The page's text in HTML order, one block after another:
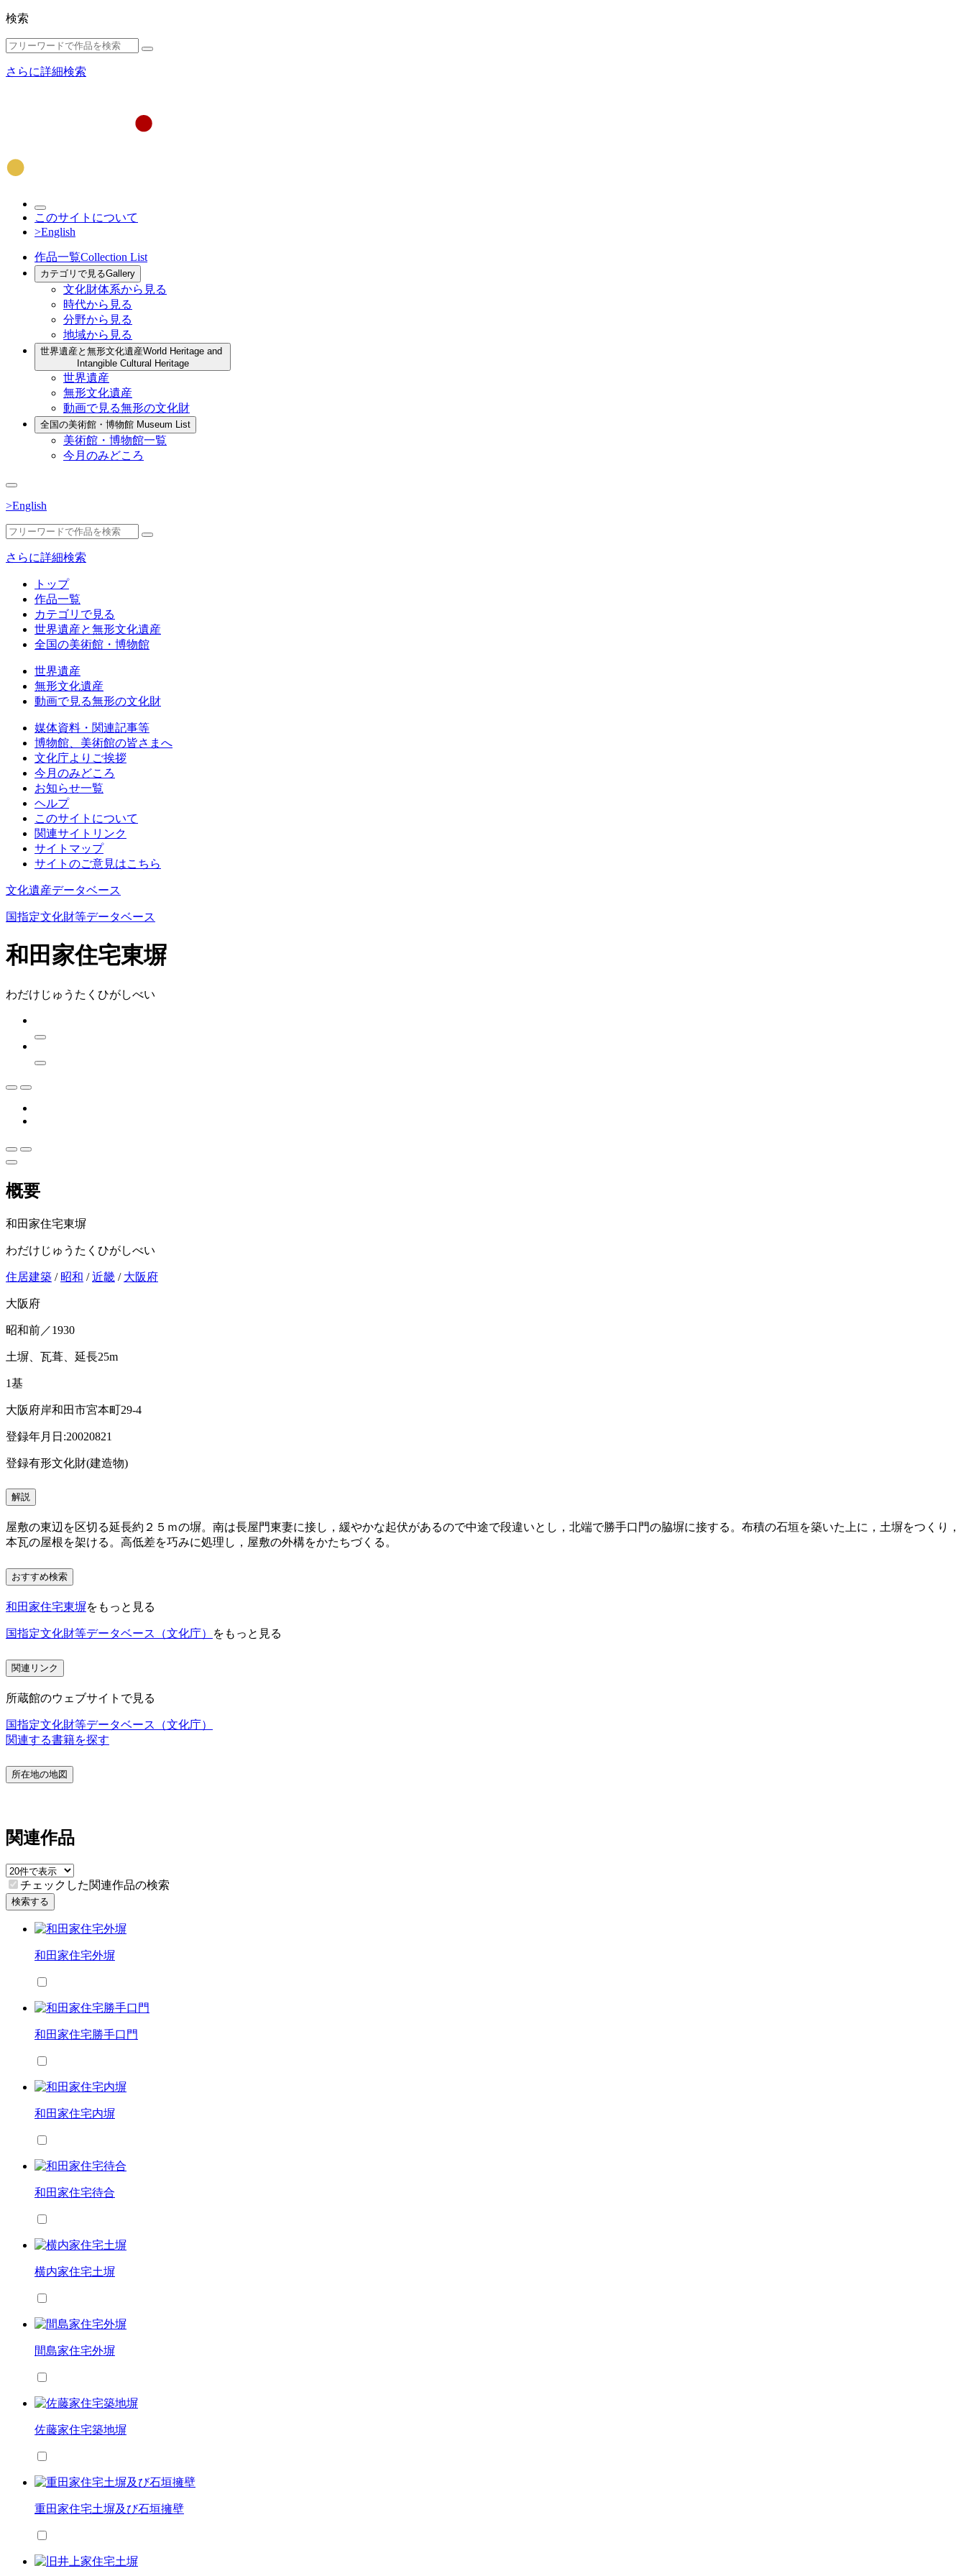
検索
さらに詳細検索
このサイトについて
>English
作品一覧Collection List
カテゴリで見るGallery
文化財体系から見る
時代から見る
分野から見る
地域から見る
世界遺産と無形文化遺産World Heritage and
Intangible Cultural Heritage
世界遺産
無形文化遺産
動画で見る無形の文化財
全国の美術館・博物館 Museum List
美術館・博物館一覧
今月のみどころ
>English
さらに詳細検索
トップ
作品一覧
カテゴリで見る
世界遺産と無形文化遺産
全国の美術館・博物館
世界遺産
無形文化遺産
動画で見る無形の文化財
媒体資料・関連記事等
博物館、美術館の皆さまへ
文化庁よりご挨拶
今月のみどころ
お知らせ一覧
ヘルプ
このサイトについて
関連サイトリンク
サイトマップ
サイトのご意見はこちら
文化遺産データベース
国指定文化財等データベース
和田家住宅東塀
わだけじゅうたくひがしべい
概要
和田家住宅東塀
わだけじゅうたくひがしべい
住居建築 / 昭和 /近畿 / 大阪府
大阪府
昭和前／1930
土塀、瓦葺、延長25m
1基
大阪府岸和田市宮本町29-4
登録年月日:20020821
登録有形文化財(建造物)
解説
屋敷の東辺を区切る延長約２５ｍの塀。南は長屋門東妻に接し，緩やかな起伏があるので中途で段違いとし，北端で勝手口門の脇塀に接する。布積の石垣を築いた上に，土塀をつくり，
本瓦の屋根を架ける。高低差を巧みに処理し，屋敷の外構をかたちづくる。
おすすめ検索
和田家住宅東塀をもっと見る
国指定文化財等データベース（文化庁） をもっと見る
関連リンク
所蔵館のウェブサイトで見る
国指定文化財等データベース（文化庁）
関連する書籍を探す
所在地の地図
関連作品
チェックした関連作品の検索
検索する
和田家住宅外塀
和田家住宅勝手口門
和田家住宅内塀
和田家住宅待合
横内家住宅土塀
間島家住宅外塀
佐藤家住宅築地塀
重田家住宅土塀及び石垣擁壁